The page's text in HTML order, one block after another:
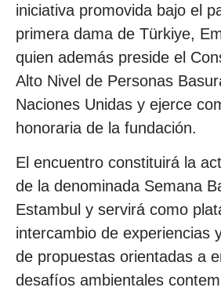
iniciativa promovida bajo el
primera dama de Türkiye,
quien además preside el
Alto Nivel de Personas
Naciones Unidas y ejerce
honoraria de la fundación.
El encuentro constituirá la
de la denominada Semana
Estambul y servirá como
intercambio de experiencias
de propuestas orientadas a
desafíos ambientales